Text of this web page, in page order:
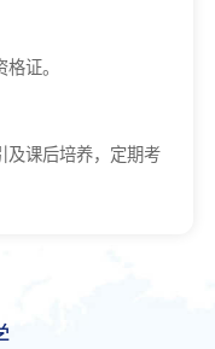
证。
及课后培养，定期考